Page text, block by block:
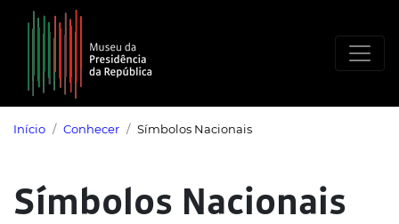
Saltar para o conteúdo principal
Início Conhecer Símbolos Nacionais
Símbolos Nacionais